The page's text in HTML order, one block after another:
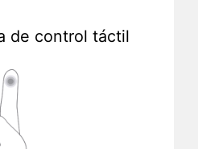
de control táctil